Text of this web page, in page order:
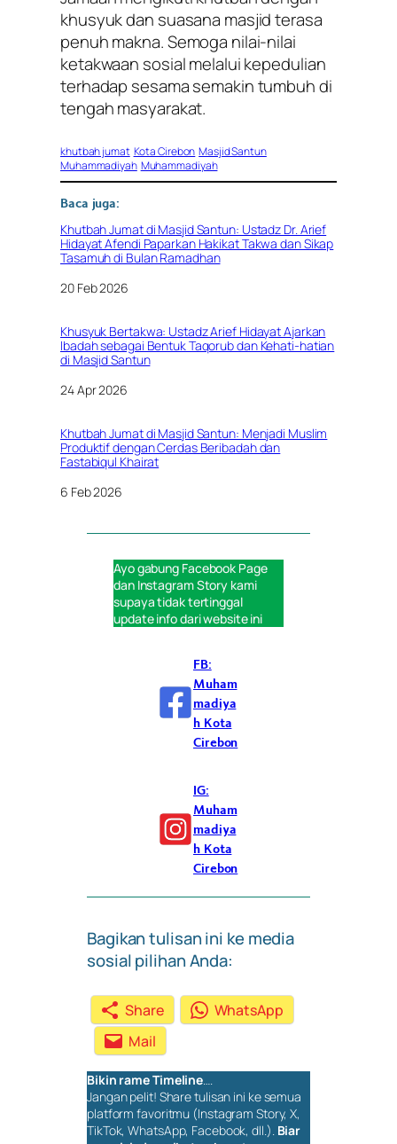
khusyuk dan suasana masjid terasa
penuh makna. Semoga nilai-nilai
ketakwaan sosial melalui kepedulian
terhadap sesama semakin tumbuh di
tengah masyarakat.
khutbah jumat Kota Cirebon Masjid Santun
Muhammadiyah Muhammadiyah
Baca juga:
Khutbah Jumat di Masjid Santun: Ustadz Dr. Arief
Hidayat Afendi Paparkan Hakikat Takwa dan Sikap
Tasamuh di Bulan Ramadhan
Tanggal
20 Feb 2026
Khusyuk Bertakwa: Ustadz Arief Hidayat Ajarkan
Ibadah sebagai Bentuk Taqorub dan Kehati-hatian
di Masjid Santun
Tanggal
24 Apr 2026
Khutbah Jumat di Masjid Santun: Menjadi Muslim
Produktif dengan Cerdas Beribadah dan
Fastabiqul Khairat
Tanggal
6 Feb 2026
Ayo gabung Facebook Page
dan Instagram Story kami
supaya tidak tertinggal
update info dari website ini
FB:
Muham
madiya
h Kota
Cirebon
IG:
Muham
madiya
h Kota
Cirebon
Bagikan tulisan ini ke media
sosial pilihan Anda:
Share
WhatsApp
Mail
Bikin rameTimeline….
Jangan pelit! Sharetulisan ini ke semua
platform favoritmu (Instagram Story, X,
TikTok, WhatsApp, Facebook, dll.). Biar